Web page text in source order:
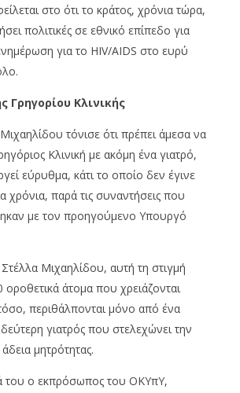
στο ότι το κράτος, χρόνια τώρα,
πολιτικές σε εθνικό επίπεδο για
για το HIV/AIDS στο ευρύ
Γρηγορίου Κλινικής
τόνισε ότι πρέπει άμεσα να
Κλινική με ακόμη ένα γιατρό,
εύρυθμα, κάτι το οποίο δεν έγινε
χρόνια, παρά τις συναντήσεις που
με τον προηγούμενο Υπουργό
Μιχαηλίδου, αυτή τη στιγμή
άτομα που χρειάζονται
περιθάλπονται μόνο από ένα
γιατρός που στελεχώνει την
άδεια μητρότητας.
του ο εκπρόσωπος του ΟΚΥπΥ,